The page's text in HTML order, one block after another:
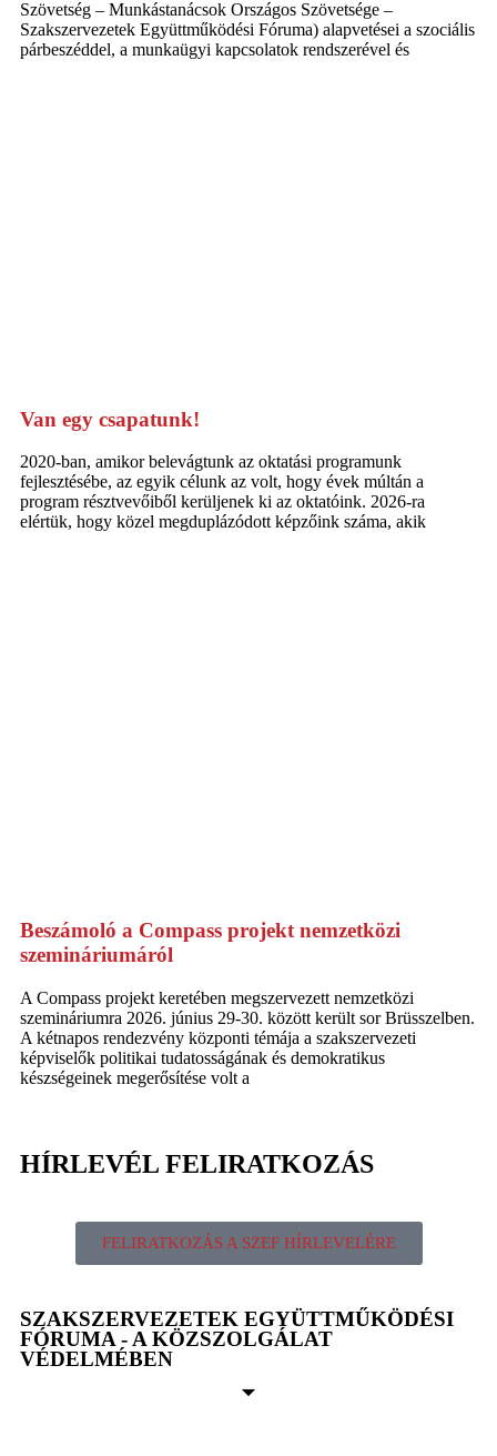
Szövetség – Munkástanácsok Országos Szövetsége –
Szakszervezetek Együttműködési Fóruma) alapvetései a szociális
párbeszéddel, a munkaügyi kapcsolatok rendszerével és
Van egy csapatunk!
2020-ban, amikor belevágtunk az oktatási programunk
fejlesztésébe, az egyik célunk az volt, hogy évek múltán a
program résztvevőiből kerüljenek ki az oktatóink. 2026-ra
elértük, hogy közel megduplázódott képzőink száma, akik
Beszámoló a Compass projekt nemzetközi
szemináriumáról
A Compass projekt keretében megszervezett nemzetközi
szemináriumra 2026. június 29-30. között került sor Brüsszelben.
A kétnapos rendezvény központi témája a szakszervezeti
képviselők politikai tudatosságának és demokratikus
készségeinek megerősítése volt a
HÍRLEVÉL FELIRATKOZÁS
FELIRATKOZÁS A SZEF HÍRLEVELÉRE
SZAKSZERVEZETEK EGYÜTTMŰKÖDÉSI
FÓRUMA - A KÖZSZOLGÁLAT
VÉDELMÉBEN